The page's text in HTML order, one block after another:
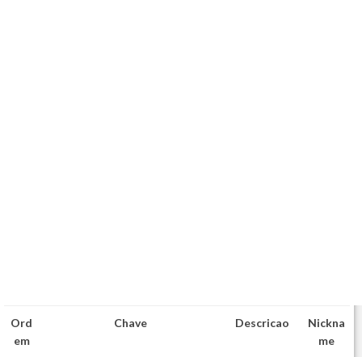
Ord
em
Chave Descricao
Nickna
me